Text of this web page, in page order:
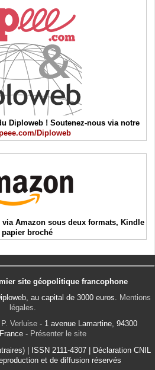
Diploweb ! Soutenez-nous via notre
Diploweb
Amazon sous deux formats, Kindle
papier broché
site géopolitique francophone
au capital de 3000 euros. Mentions
légales.
Verluise - 1 avenue Lamartine, 94300
- Présenter le site
| ISSN 2111-4307 | Déclaration CNIL
et de diffusion réservés